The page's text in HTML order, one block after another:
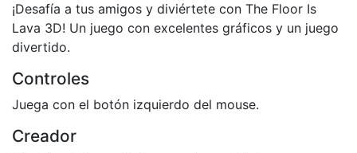
¡Desafía a tus amigos y diviértete con The Floor Is
Lava 3D! Un juego con excelentes gráficos y un juego
divertido.
Controles
Juega con el botón izquierdo del mouse.
Creador